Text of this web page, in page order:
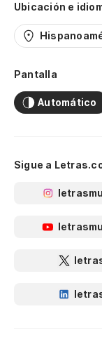
Ubicación e
Pantalla
Automático
Sigue a